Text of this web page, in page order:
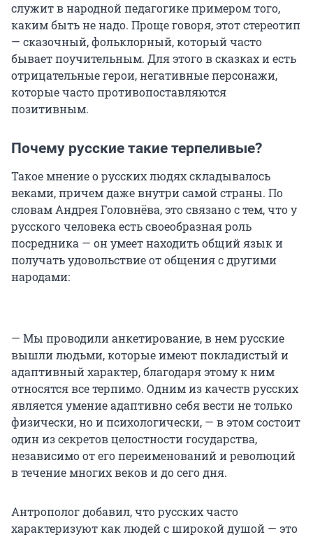
служит в народной педагогике примером того,
каким быть не надо. Проще говоря, этот стереотип
— сказочный, фольклорный, который часто
бывает поучительным. Для этого в сказках и есть
отрицательные герои, негативные персонажи,
которые часто противопоставляются
позитивным.
Почему русские такие терпеливые?
Такое мнение о русских людях складывалось
веками, причем даже внутри самой страны. По
словам Андрея Головнёва, это связано с тем, что у
русского человека есть своеобразная роль
посредника — он умеет находить общий язык и
получать удовольствие от общения с другими
народами:
— Мы проводили анкетирование, в нем русские
вышли людьми, которые имеют покладистый и
адаптивный характер, благодаря этому к ним
относятся все терпимо. Одним из качеств русских
является умение адаптивно себя вести не только
физически, но и психологически, — в этом состоит
один из секретов целостности государства,
независимо от его переименований и революций
в течение многих веков и до сего дня.
Антрополог добавил, что русских часто
характеризуют как людей с широкой душой — это